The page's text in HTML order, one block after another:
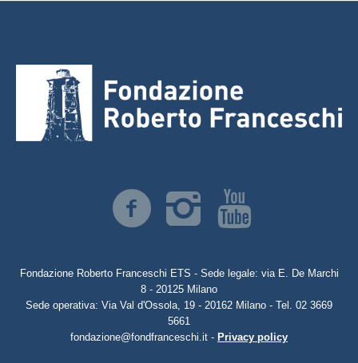
Fondazione Roberto Franceschi ETS - Sede legale: via E. De Marchi
8 - 20125 Milano
Sede operativa: Via Val d'Ossola, 19 - 20162 Milano - Tel. 02 3669
5661
fondazione@fondfranceschi.it - Privacy policy